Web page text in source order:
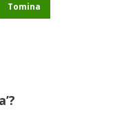
Tomina